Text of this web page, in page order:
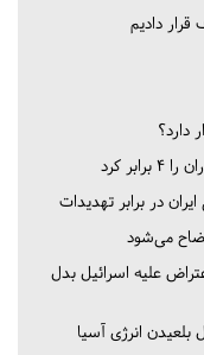
دادیم
دارد؟
در برابر تهدیدات
می‌شود
علیه اسرائیل بدل
انرژی آسیا